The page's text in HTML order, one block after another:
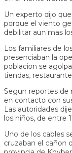
Un experto dijo
porque el viento
debilitar aun mas
Los familiares de
presenciaban la
poblacion se
tiendas,
Segun reportes de
en contacto con
Las autoridades
los niños, de entre
Uno de los cables
cruzaban el cañon